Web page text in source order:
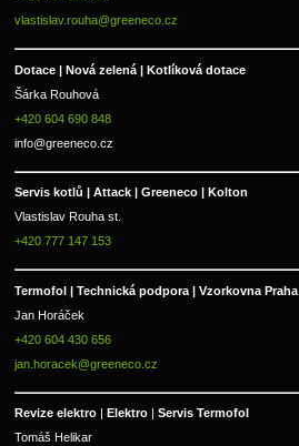
vlastislav.rouha@greeneco.cz
Dotace | Nová zelená | Kotlíková dotace
Šárka Rouhová
+420 604 690 848
info@greeneco.cz
Servis kotlů | Attack | Greeneco | Kolton
Vlastislav Rouha st.
+420 777 147 153
Termofol | Technická podpora | Vzorkovna Praha
Jan Horáček
+420 604 430 656
jan.horacek@greeneco.cz
Revize elektro | Elektro | Servis Termofol
Tomáš Helikar